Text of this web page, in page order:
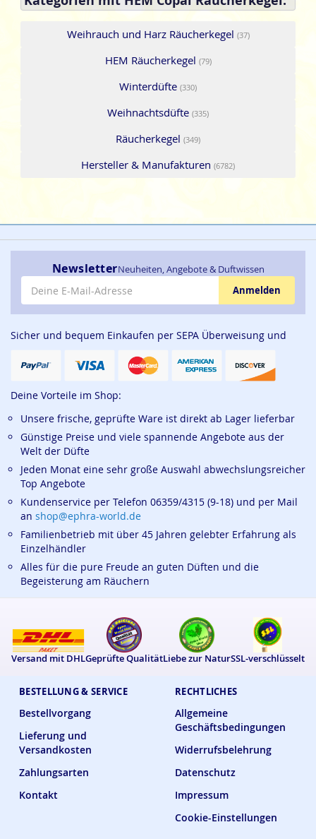
Weihrauch und Harz Räucherkegel (37)
HEM Räucherkegel (79)
Winterdüfte (330)
Weihnachtsdüfte (335)
Räucherkegel (349)
Hersteller & Manufakturen (6782)
BESTELLUNG & SERVICE
Bestellvorgang
Lieferung und
Versandkosten
Zahlungsarten
Kontakt
RECHTLICHES
Allgemeine
Geschäftsbedingungen
Widerrufsbelehrung
Datenschutz
Impressum
Cookie-Einstellungen
NewsletterNeuheiten, Angebote & Duftwissen
E-Mail-Adresse
Anmelden
Sicher und bequem Einkaufen per SEPA Überweisung und
Deine Vorteile im Shop:
Unsere frische, geprüfte Ware ist direkt ab Lager lieferbar
Günstige Preise und viele spannende Angebote aus der
Welt der Düfte
Jeden Monat eine sehr große Auswahl abwechslungsreicher
Top Angebote
Kundenservice per Telefon 06359/4315 (9-18) und per Mail
an shop@ephra-world.de
Familienbetrieb mit über 45 Jahren gelebter Erfahrung als
Einzelhändler
Alles für die pure Freude an guten Düften und die
Begeisterung am Räuchern
Versand mit DHLGeprüfte QualitätLiebe zur NaturSSL-verschlüsselt